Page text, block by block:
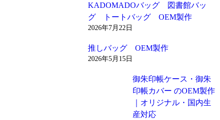
KADOMADOバッグ 図書館バッ
グ トートバッグ OEM製作
2026年7月22日
推しバッグ OEM製作
2026年5月15日
御朱印帳ケース・御朱
印帳カバー のOEM製作
｜オリジナル・国内生
産対応